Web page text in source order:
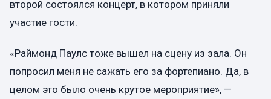
второй состоялся концерт, в котором приняли
участие гости.
«Раймонд Паулс тоже вышел на сцену из зала. Он
попросил меня не сажать его за фортепиано. Да, в
целом это было очень крутое мероприятие», —